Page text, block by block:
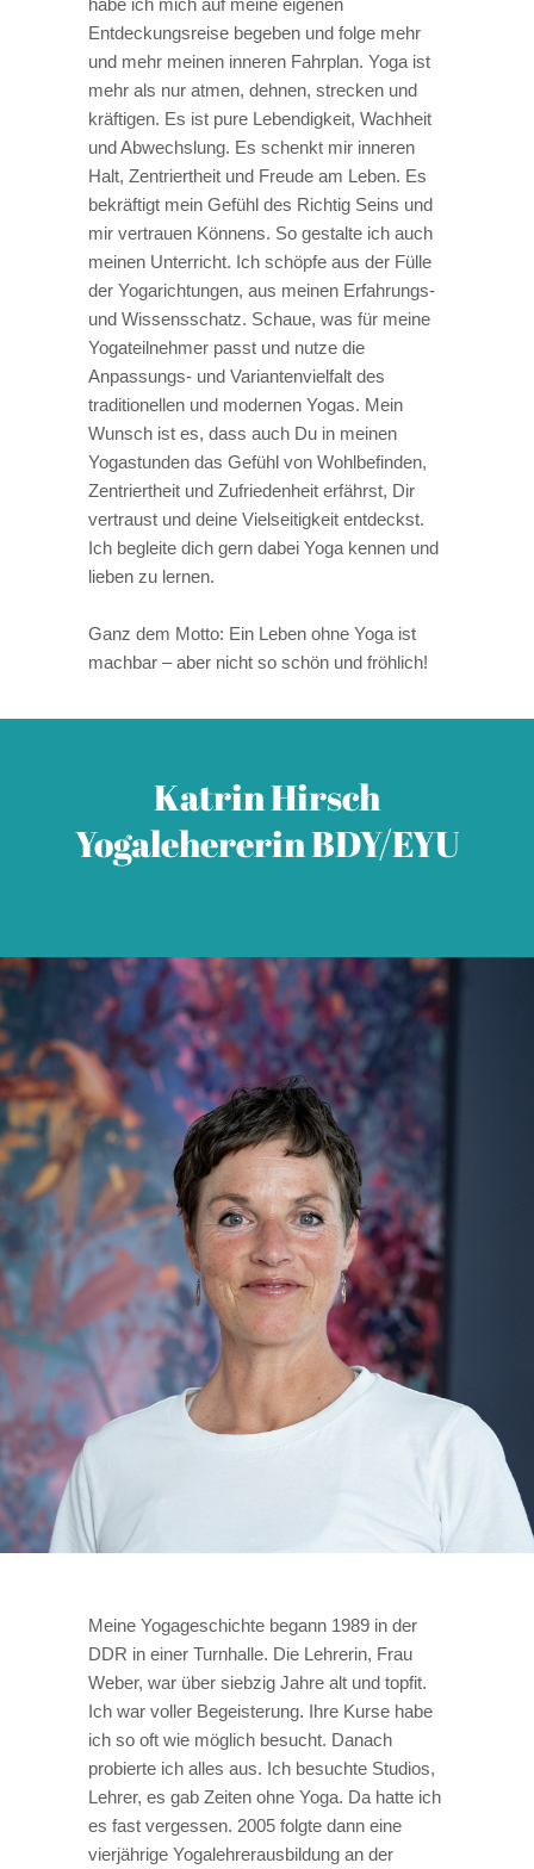
habe ich mich auf meine eigenen
Entdeckungsreise begeben und folge mehr
und mehr meinen inneren Fahrplan. Yoga ist
mehr als nur atmen, dehnen, strecken und
kräftigen. Es ist pure Lebendigkeit, Wachheit
und Abwechslung. Es schenkt mir inneren
Halt, Zentriertheit und Freude am Leben. Es
bekräftigt mein Gefühl des Richtig Seins und
mir vertrauen Könnens. So gestalte ich auch
meinen Unterricht. Ich schöpfe aus der Fülle
der Yogarichtungen, aus meinen Erfahrungs-
und Wissensschatz. Schaue, was für meine
Yogateilnehmer passt und nutze die
Anpassungs- und Variantenvielfalt des
traditionellen und modernen Yogas. Mein
Wunsch ist es, dass auch Du in meinen
Yogastunden das Gefühl von Wohlbefinden,
Zentriertheit und Zufriedenheit erfährst, Dir
vertraust und deine Vielseitigkeit entdeckst.
Ich begleite dich gern dabei Yoga kennen und
lieben zu lernen.
Ganz dem Motto: Ein Leben ohne Yoga ist
machbar – aber nicht so schön und fröhlich!
Katrin Hirsch
Yogalehererin BDY/EYU
Meine Yogageschichte begann 1989 in der
DDR in einer Turnhalle. Die Lehrerin, Frau
Weber, war über siebzig Jahre alt und topfit.
Ich war voller Begeisterung. Ihre Kurse habe
ich so oft wie möglich besucht. Danach
probierte ich alles aus. Ich besuchte Studios,
Lehrer, es gab Zeiten ohne Yoga. Da hatte ich
es fast vergessen. 2005 folgte dann eine
vierjährige Yogalehrerausbildung an der